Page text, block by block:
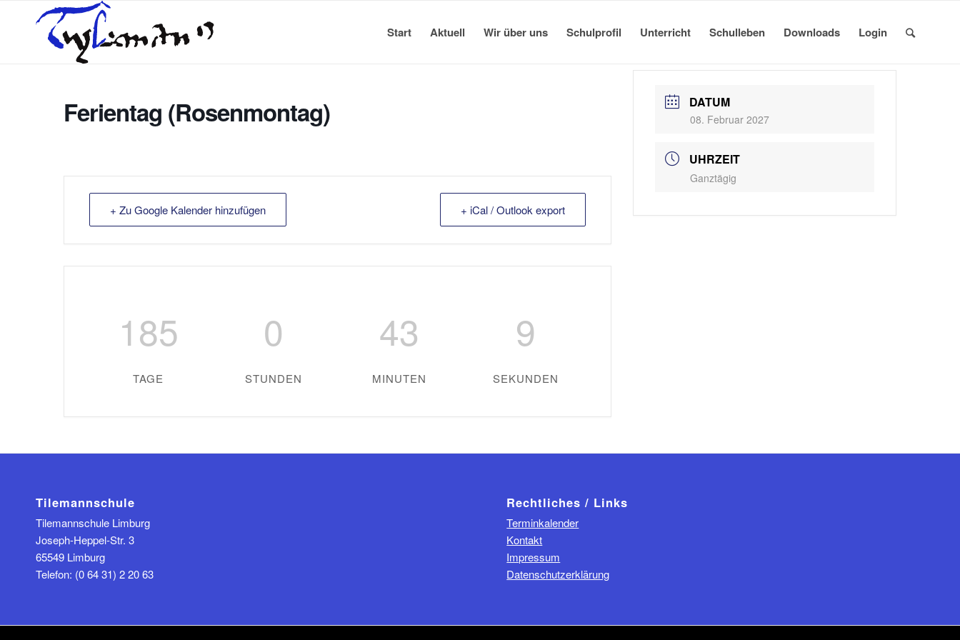
Start Aktuell Wir über uns Schulprofil Unterricht Schulleben Downloads Login
Ferientag (Rosenmontag)
+ Zu Google Kalender hinzufügen + iCal / Outlook export
185
TAGE
0
STUNDEN
43
MINUTEN
8
SEKUNDEN
DATUM
08. Februar 2027
UHRZEIT
Ganztägig
Tilemannschule
Tilemannschule Limburg
Joseph-Heppel-Str. 3
65549 Limburg
Telefon: (0 64 31) 2 20 63
Rechtliches / Links
Terminkalender
Kontakt
Impressum
Datenschutzerklärung